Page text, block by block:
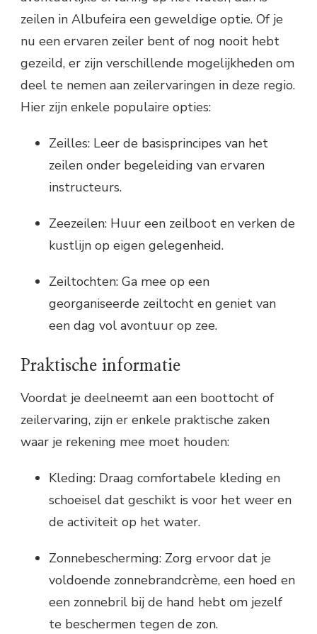
zeilen in Albufeira een geweldige optie. Of je
nu een ervaren zeiler bent of nog nooit hebt
gezeild, er zijn verschillende mogelijkheden om
deel te nemen aan zeilervaringen in deze regio.
Hier zijn enkele populaire opties:
Zeilles: Leer de basisprincipes van het
zeilen onder begeleiding van ervaren
instructeurs.
Zeezeilen: Huur een zeilboot en verken de
kustlijn op eigen gelegenheid.
Zeiltochten: Ga mee op een
georganiseerde zeiltocht en geniet van
een dag vol avontuur op zee.
Praktische informatie
Voordat je deelneemt aan een boottocht of
zeilervaring, zijn er enkele praktische zaken
waar je rekening mee moet houden:
Kleding: Draag comfortabele kleding en
schoeisel dat geschikt is voor het weer en
de activiteit op het water.
Zonnebescherming: Zorg ervoor dat je
voldoende zonnebrandcrème, een hoed en
een zonnebril bij de hand hebt om jezelf
te beschermen tegen de zon.